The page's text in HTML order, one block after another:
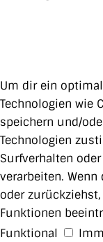
Um dir ein
Technologien wie
speichern und/
Technologien
Surfverhalten
verarbeiten.
oder
Funktionen
Funktional